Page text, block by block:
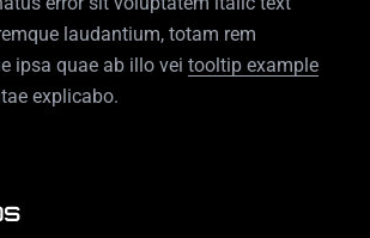
laudantium, totam rem
ipsa quae ab illo vei tooltip example
explicabo.